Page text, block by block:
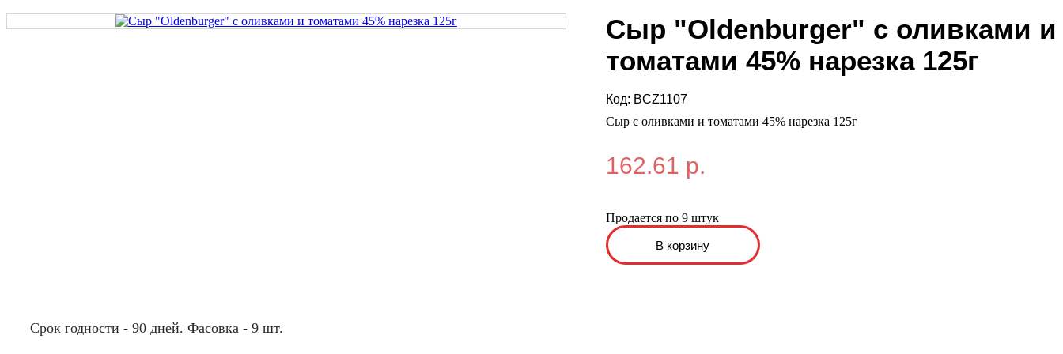
Сыр "Oldenburger" с оливками и
томатами 45% нарезка 125г
Код: BCZ1107
Сыр с оливками и томатами 45% нарезка 125г
162.61 р.
Продается по 9 штук
Срок годности - 90 дней. Фасовка - 9 шт.